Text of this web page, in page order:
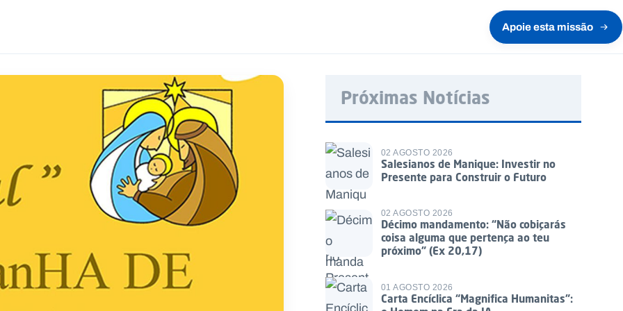
Apoie esta missão
Próximas Notícias
02 AGOSTO 2026
Salesianos de Manique: Investir no
Presente para Construir o Futuro
02 AGOSTO 2026
Décimo mandamento: “Não cobiçarás
coisa alguma que pertença ao teu
próximo” (Ex 20,17)
01 AGOSTO 2026
Carta Encíclica “Magnifica Humanitas”: